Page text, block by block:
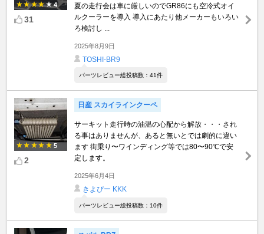
4
31
夏の走行会は車に厳しいのでGR86にも空冷式オイ
ルクーラーを導入 導入にあたり他メーカーもいろい
ろ検討し ...
2025年8月9日
TOSHI-BR9
パーツレビュー総投稿数：41件
5
2
日産 スカイラインクーペ
サーキット走行時の油温の心配から解放・・・され
る事はありませんが、あると無いとでは劇的に違い
ます 街乗り〜ワインディング等では80〜90℃で安
定します。
2025年6月4日
きよぴー KKK
パーツレビュー総投稿数：10件